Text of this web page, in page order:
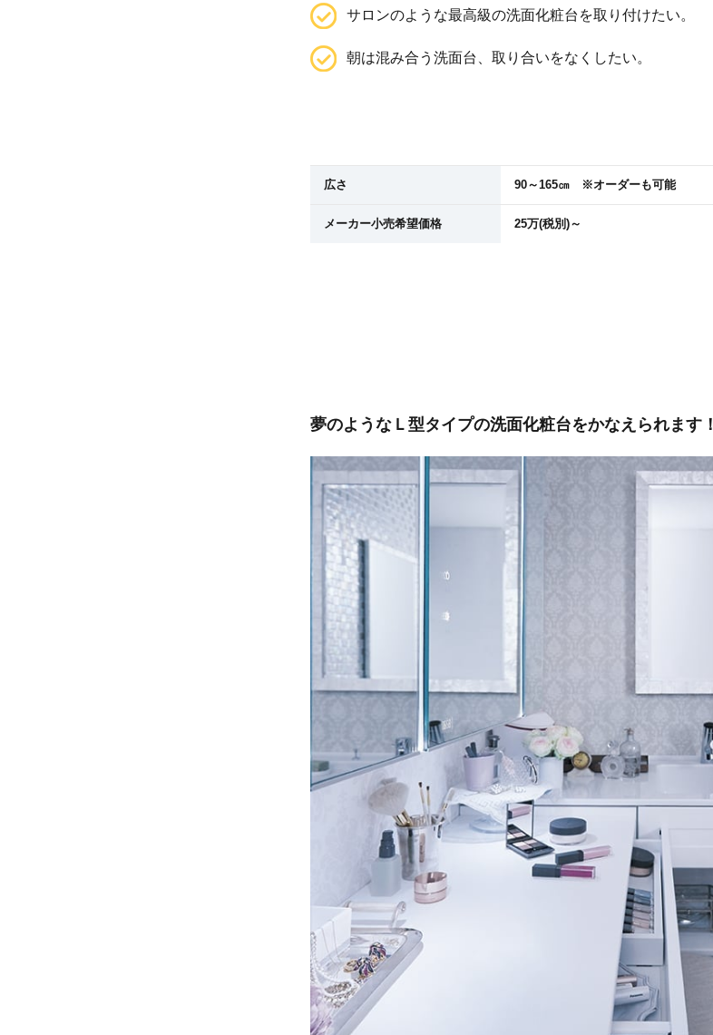
サロンのような最高級の洗面化粧台を取り付けたい。
朝は混み合う洗面台、取り合いをなくしたい。
広さ 90～165㎝ ※オーダーも可能
メーカー小売希望価格 25万(税別)～
夢のようなＬ型タイプの洗面化粧台をかなえられます！